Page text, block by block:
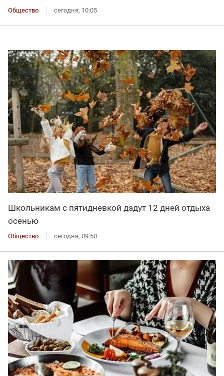
Общество сегодня, 10:05
Школьникам с пятидневкой дадут 12 дней отдыха
осенью
Общество сегодня, 09:50